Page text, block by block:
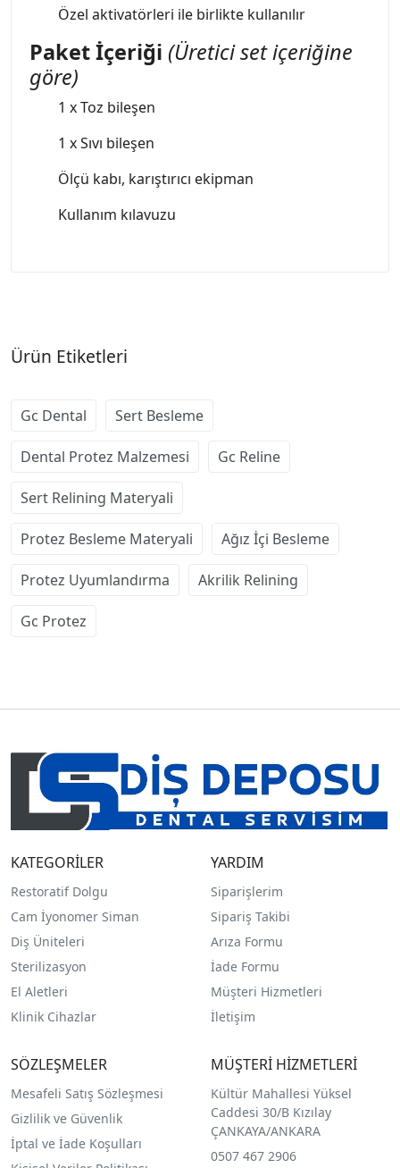
Özel aktivatörleri ile birlikte kullanılır
Paket İçeriği (Üretici set içeriğine
göre)
1 x Toz bileşen
1 x Sıvı bileşen
Ölçü kabı, karıştırıcı ekipman
Kullanım kılavuzu
Ürün Etiketleri
Gc Dental Sert Besleme
Dental Protez Malzemesi Gc Reline
Sert Relining Materyali
Protez Besleme Materyali Ağız İçi Besleme
Protez Uyumlandırma Akrilik Relining
Gc Protez
KATEGORİLER
Restoratif Dolgu
Cam İyonomer Siman
Diş Üniteleri
Sterilizasyon
El Aletleri
Klinik Cihazlar
YARDIM
Siparişlerim
Sipariş Takibi
Arıza Formu
İade Formu
Müşteri Hizmetleri
İletişim
SÖZLEŞMELER
Mesafeli Satış Sözleşmesi
Gizlilik ve Güvenlik
İptal ve İade Koşulları
MÜŞTERİ HİZMETLERİ
Kültür Mahallesi Yüksel
Caddesi 30/B Kızılay
ÇANKAYA/ANKARA
0507 467 2906